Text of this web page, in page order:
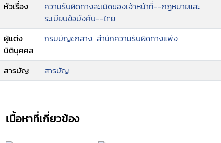
หัวเรื่อง
ความรับผิดทางละเมิดของเจ้าหน้าที่--กฎหมายและ
ระเบียบข้อบังคับ--ไทย
ผู้แต่ง
นิติบุคคล
กรมบัญชีกลาง. สำนักความรับผิดทางแพ่ง
สารบัญ สารบัญ
เนื้อหาที่เกี่ยวข้อง